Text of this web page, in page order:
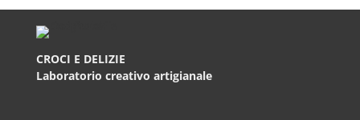
CROCI E DELIZIE
Laboratorio creativo artigianale